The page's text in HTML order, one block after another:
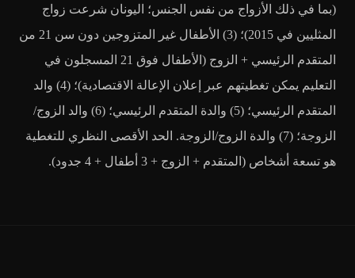
(بما في ذلك الأزواج من نفس الجنس؛ اليونان شرعت زواج
المثليين في 2015)؛ (3) الأطفال غير المتزوجين دون سن 21 من
المتقدم الرئيسي + الزوج (الأطفال فوق 21 المسجلون في
التعليم يمكن تغطيتهم عبر إعلان الإعالة الاقتصادية)؛ (4) والد
المتقدم الرئيسي؛ (5) والدة المتقدم الرئيسي؛ (6) والد الزوج/
الزوجة؛ (7) والدة الزوج/الزوجة. الحد الأقصى النظري للتغطية
هو تسعة أشخاص (المتقدم + الزوج + 3 أطفال + 4 جدود).